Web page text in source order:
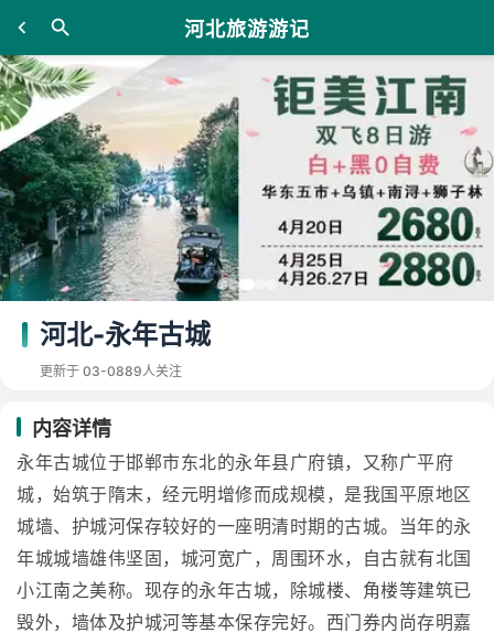
河北旅游游记
河北-永年古城
更新于 03-0889人关注
内容详情
永年古城位于邯郸市东北的永年县广府镇，又称广平府
城，始筑于隋末，经元明增修而成规模，是我国平原地区
城墙、护城河保存较好的一座明清时期的古城。当年的永
年城城墙雄伟坚固，城河宽广，周围环水，自古就有北国
小江南之美称。现存的永年古城，除城楼、角楼等建筑已
毁外，墙体及护城河等基本保存完好。西门券内尚存明嘉